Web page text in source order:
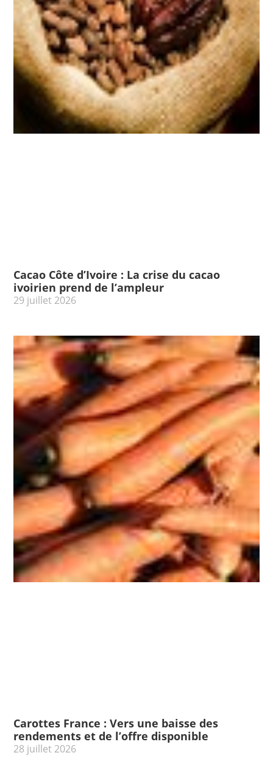
Cacao Côte d’Ivoire : La crise du cacao
ivoirien prend de l’ampleur
29 juillet 2026
Carottes France : Vers une baisse des
rendements et de l’offre disponible
28 juillet 2026